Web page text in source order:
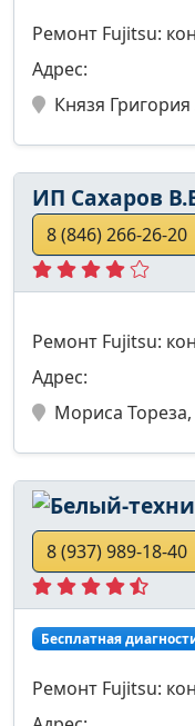
Ремонт Fujitsu:
Адрес:
Князя
ИП Сахаров
8 (846) 266-26-20
Ремонт Fujitsu:
Адрес:
Мориса Тореза,
8 (937) 989-18-40
Бесплатная
Ремонт Fujitsu: